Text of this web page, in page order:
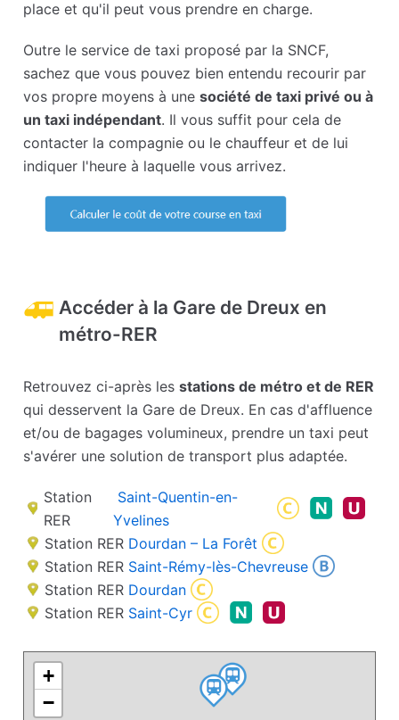
place et qu'il peut vous prendre en charge.
Outre le service de taxi proposé par la SNCF,
sachez que vous pouvez bien entendu recourir par
vos propre moyens à unesociété de taxi privé ou à
un taxi indépendant. Il vous suffit pour cela de
contacter la compagnie ou le chauffeur et de lui
indiquer l'heure à laquelle vous arrivez.
Accéder à la Gare de Dreux en
métro-RER
Retrouvez ci-après lesstations de métro et de RER
qui desservent la Gare de Dreux. En cas d'affluence
et/ou de bagages volumineux, prendre un taxi peut
s'avérer une solution de transport plus adaptée.
Station
RER
Saint-Quentin-en-
Yvelines
Station RER Dourdan – La Forêt
Station RER Saint-Rémy-lès-Chevreuse
Station RER Dourdan
Station RER Saint-Cyr
+
−